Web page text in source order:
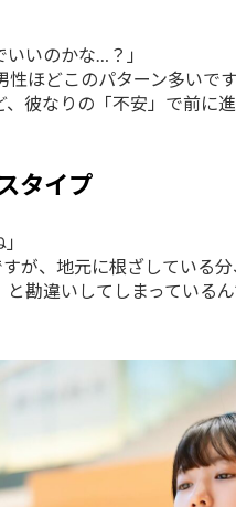
いいのかな…？」
ほどこのパターン多いです
彼なりの「不安」で前に進
タイプ
が、地元に根ざしている分
勘違いしてしまっているん